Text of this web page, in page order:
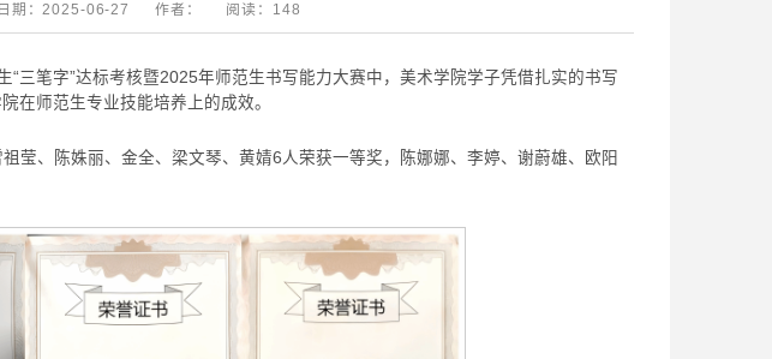
期：2025-06-27 作者： 阅读： 148
“三笔字”达标考核暨2025年师范生书写能力大赛中，美术学院学子凭借扎实的书写
在师范生专业技能培养上的成效。
莹、陈姝丽、金全、梁文琴、黄婧6人荣获一等奖，陈娜娜、李婷、谢蔚雄、欧阳